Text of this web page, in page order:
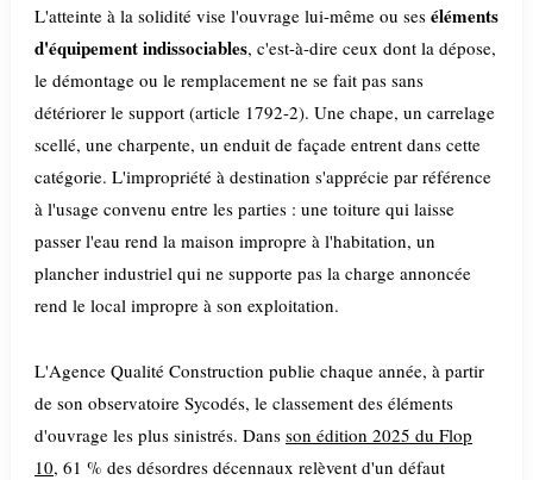
L'atteinte à la solidité vise l'ouvrage lui-même ou ses éléments
d'équipement indissociables, c'est-à-dire ceux dont la dépose,
le démontage ou le remplacement ne se fait pas sans
détériorer le support (article 1792-2). Une chape, un carrelage
scellé, une charpente, un enduit de façade entrent dans cette
catégorie. L'impropriété à destination s'apprécie par référence
à l'usage convenu entre les parties : une toiture qui laisse
passer l'eau rend la maison impropre à l'habitation, un
plancher industriel qui ne supporte pas la charge annoncée
rend le local impropre à son exploitation.
L'Agence Qualité Construction publie chaque année, à partir
de son observatoire Sycodés, le classement des éléments
d'ouvrage les plus sinistrés. Dans son édition 2025 du Flop
10, 61 % des désordres décennaux relèvent d'un défaut